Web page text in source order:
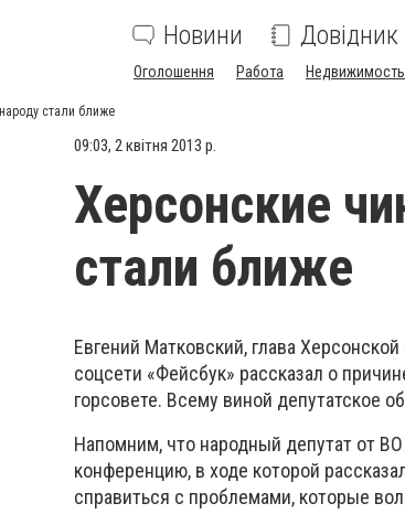
Новини Довідник
Оголошення Работа Недвижимость
стали ближе
09:03, 2 квітня 2013 р.
Херсонские
стали ближе
Евгений Матковский, глава
соцсети «Фейсбук» рассказал о
горсовете. Всему виной депутатское
Напомним, что народный депутат от
конференцию, в ходе которой
справиться с проблемами, которые